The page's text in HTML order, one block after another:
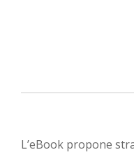
L’eBook propone